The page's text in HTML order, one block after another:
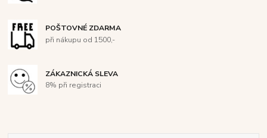
POŠTOVNÉ ZDARMA
při nákupu od 1500,-
ZÁKAZNICKÁ SLEVA
8% při registraci